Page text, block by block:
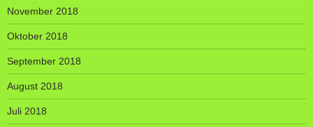
November 2018
Oktober 2018
September 2018
August 2018
Juli 2018